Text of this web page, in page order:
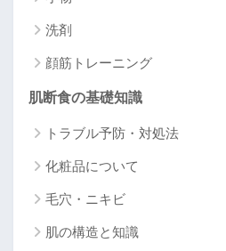
洗剤
顔筋トレーニング
肌断食の基礎知識
トラブル予防・対処法
化粧品について
毛穴・ニキビ
肌の構造と知識